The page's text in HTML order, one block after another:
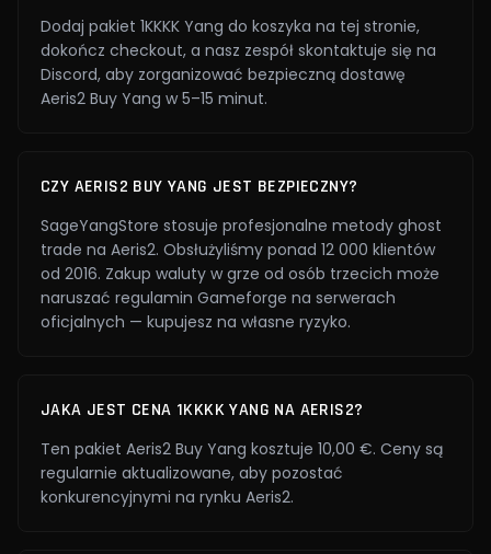
Dodaj pakiet 1KKKK Yang do koszyka na tej stronie,
dokończ checkout, a nasz zespół skontaktuje się na
Discord, aby zorganizować bezpieczną dostawę
Aeris2 Buy Yang w 5–15 minut.
CZY AERIS2 BUY YANG JEST BEZPIECZNY?
SageYangStore stosuje profesjonalne metody ghost
trade na Aeris2. Obsłużyliśmy ponad 12 000 klientów
od 2016. Zakup waluty w grze od osób trzecich może
naruszać regulamin Gameforge na serwerach
oficjalnych — kupujesz na własne ryzyko.
JAKA JEST CENA 1KKKK YANG NA AERIS2?
Ten pakiet Aeris2 Buy Yang kosztuje 10,00 €. Ceny są
regularnie aktualizowane, aby pozostać
konkurencyjnymi na rynku Aeris2.